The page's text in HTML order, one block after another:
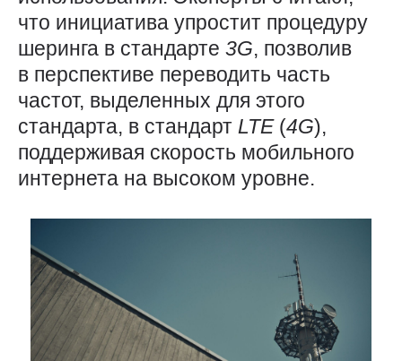
что инициатива упростит процедуру
шеринга в стандарте 3G, позволив
в перспективе переводить часть
частот, выделенных для этого
стандарта, в стандарт LTE (4G),
поддерживая скорость мобильного
интернета на высоком уровне.